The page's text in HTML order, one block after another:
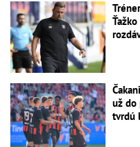
už do
tvrdú